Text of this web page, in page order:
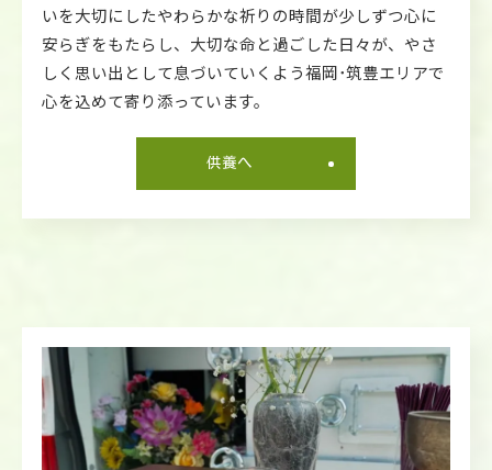
いを大切にしたやわらかな祈りの時間が少しずつ心に
安らぎをもたらし、大切な命と過ごした日々が、やさ
しく思い出として息づいていくよう福岡･筑豊エリアで
心を込めて寄り添っています。
供養へ
お気軽にご相談ください